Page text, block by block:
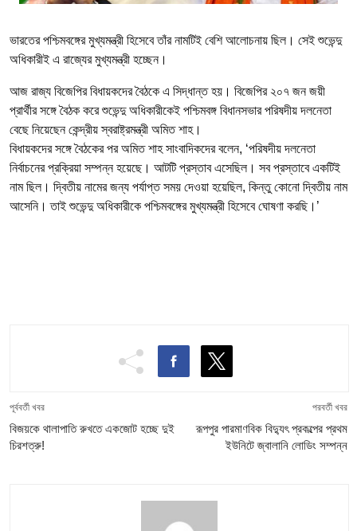
ভারতের পশ্চিমবঙ্গের মুখ্যমন্ত্রী হিসেবে তাঁর নামটিই বেশি আলোচনায় ছিল। সেই শুভেন্দু
অধিকারীই এ রাজ্যের মুখ্যমন্ত্রী হচ্ছেন।
আজ রাজ্য বিজেপির বিধায়কদের বৈঠকে এ সিদ্ধান্ত হয়। বিজেপির ২০৭ জন জয়ী
প্রার্থীর সঙ্গে বৈঠক করে শুভেন্দু অধিকারীকেই পশ্চিমবঙ্গ বিধানসভার পরিষদীয় দলনেতা
বেছে নিয়েছেন কেন্দ্রীয় স্বরাষ্ট্রমন্ত্রী অমিত শাহ।
বিধায়কদের সঙ্গে বৈঠকের পর অমিত শাহ সাংবাদিকদের বলেন, ‘পরিষদীয় দলনেতা
নির্বাচনের প্রক্রিয়া সম্পন্ন হয়েছে। আটটি প্রস্তাব এসেছিল। সব প্রস্তাবে একটিই
নাম ছিল। দ্বিতীয় নামের জন্য পর্যাপ্ত সময় দেওয়া হয়েছিল, কিন্তু কোনো দ্বিতীয় নাম
আসেনি। তাই শুভেন্দু অধিকারীকে পশ্চিমবঙ্গের মুখ্যমন্ত্রী হিসেবে ঘোষণা করছি।’
পূর্ববর্তী খবর
বিজয়কে থালাপাতি রুখতে একজোট হচ্ছে দুই
চিরশত্রু!
পরবর্তী খবর
রূপপুর পারমাণবিক বিদ্যুৎ প্রকল্পের প্রথম
ইউনিটে জ্বালানি লোডিং সম্পন্ন